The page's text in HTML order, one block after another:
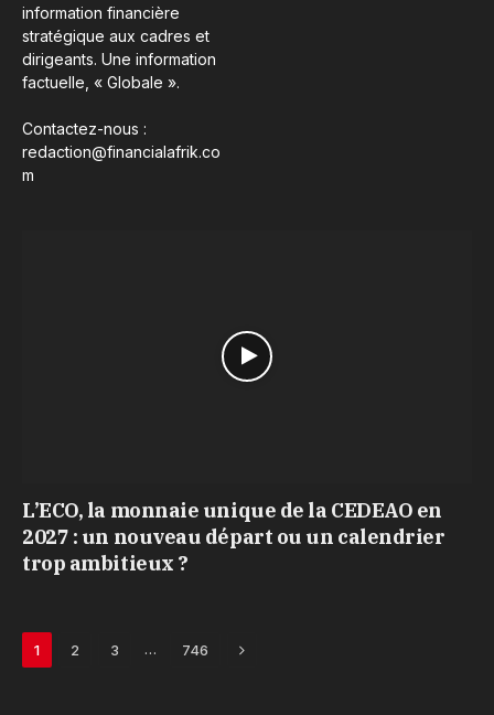
information financière
stratégique aux cadres et
dirigeants. Une information
factuelle, « Globale ».
Contactez-nous :
redaction@financialafrik.co
m
L’ECO, la monnaie unique de la CEDEAO en
2027 : un nouveau départ ou un calendrier
trop ambitieux ?
1 2 3 … 746 Next